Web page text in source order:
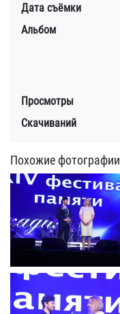
Дата съёмки
Альбом
Просмотры
Скачиваний
Похожие фотографии